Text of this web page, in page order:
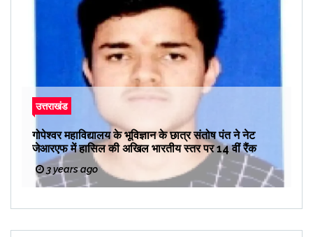
उत्तराखंड
गोपेश्वर महाविद्यालय के भूविज्ञान के छात्र संतोष पंत ने नेट
जेआरएफ में हासिल की अखिल भारतीय स्तर पर 14 वीं रैंक
3 years ago